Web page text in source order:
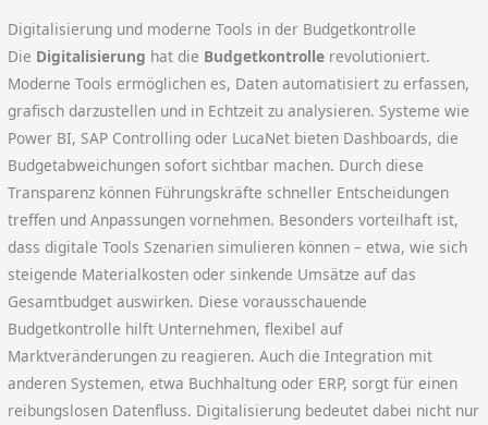
Digitalisierung und moderne Tools in der Budgetkontrolle
Die Digitalisierung hat die Budgetkontrolle revolutioniert.
Moderne Tools ermöglichen es, Daten automatisiert zu erfassen,
grafisch darzustellen und in Echtzeit zu analysieren. Systeme wie
Power BI, SAP Controlling oder LucaNet bieten Dashboards, die
Budgetabweichungen sofort sichtbar machen. Durch diese
Transparenz können Führungskräfte schneller Entscheidungen
treffen und Anpassungen vornehmen. Besonders vorteilhaft ist,
dass digitale Tools Szenarien simulieren können – etwa, wie sich
steigende Materialkosten oder sinkende Umsätze auf das
Gesamtbudget auswirken. Diese vorausschauende
Budgetkontrolle hilft Unternehmen, flexibel auf
Marktveränderungen zu reagieren. Auch die Integration mit
anderen Systemen, etwa Buchhaltung oder ERP, sorgt für einen
reibungslosen Datenfluss. Digitalisierung bedeutet dabei nicht nur